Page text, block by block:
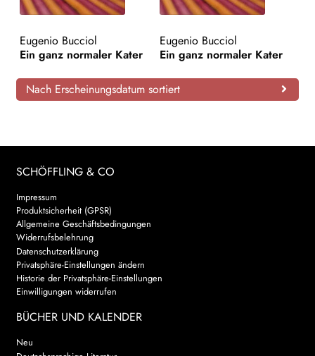
NEWSLETTER
WEITERE VERLAGE
Search:
Eugenio Bucciol
Ein ganz normaler Kater
Eugenio Bucciol
Ein ganz normaler Kater
Nach Erscheinungsdatum sortiert
SCHÖFFLING & CO
Impressum
Produktsicherheit (GPSR)
Allgemeine Geschäftsbedingungen
Widerrufsbelehrung
Datenschutzerklärung
Privatsphäre-Einstellungen ändern
Historie der Privatsphäre-Einstellungen
Einwilligungen widerrufen
BÜCHER UND KALENDER
Neu